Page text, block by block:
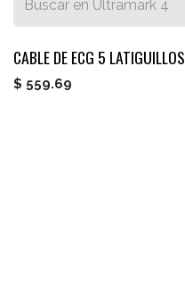
CABLE DE ECG 5 LATIGUILLOS
$ 559.69